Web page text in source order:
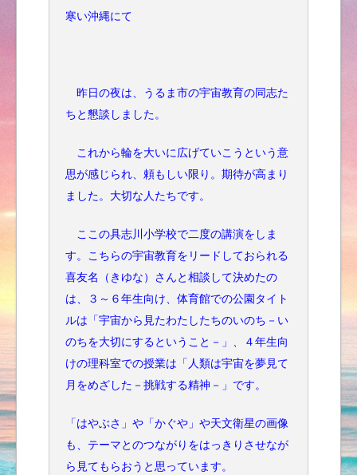
寒い沖縄にて
昨日の夜は、うるま市の宇宙教育の同志た
ちと懇談しました。
これから輪を大いに広げていこうという意
思が感じられ、頼もしい限り。期待が高まり
ました。大切な人たちです。
ここの具志川小学校で二度の講演をしま
す。こちらの宇宙教育をリードしておられる
喜友名（きゆな）さんと相談して決めたの
は、３～６年生向け、体育館での公園タイト
ルは「宇宙から見たわたしたちのいのち－い
のちを大切にするということ－」、４年生向
けの理科室での授業は「人類は宇宙を夢見て
月をめざした－挑戦する精神－」です。
「はやぶさ」や「かぐや」や天文衛星の画像
も、テーマとのつながりをはっきりさせなが
ら見てもらおうと思っています。